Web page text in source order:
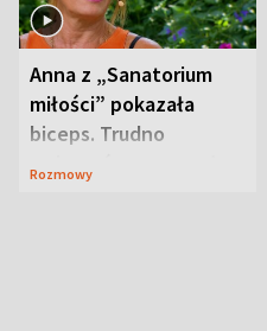
Anna z „Sanatorium
miłości” pokazała
biceps. Trudno
uwierzyć, co przeszła
Rozmowy